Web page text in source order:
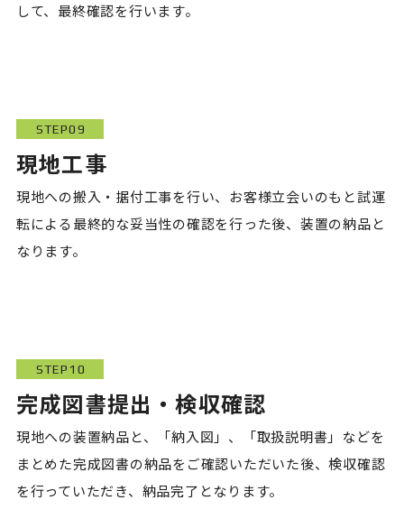
して、最終確認を行います。
STEP09
現地工事
現地への搬入・据付工事を行い、お客様立会いのもと試運
転による最終的な妥当性の確認を行った後、装置の納品と
なります。
STEP10
完成図書提出・検収確認
現地への装置納品と、「納入図」、「取扱説明書」などを
まとめた完成図書の納品をご確認いただいた後、検収確認
を行っていただき、納品完了となります。